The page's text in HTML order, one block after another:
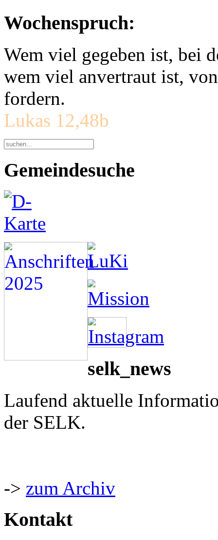
Wochenspruch:
Wem viel gegeben ist, bei
wem viel anvertraut ist,
fordern.
Lukas 12,48b
Gemeindesuche
selk_news
Laufend aktuelle
der SELK.
-> zum Archiv
Kontakt